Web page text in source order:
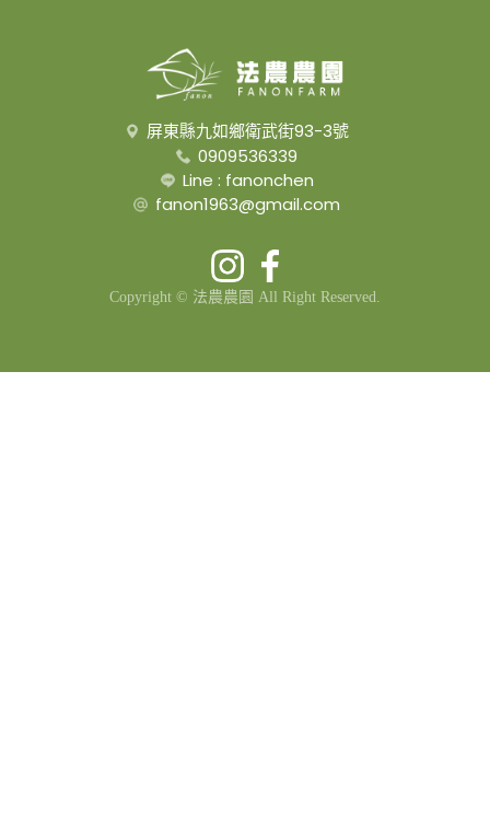
屏東縣九如鄉衛武街93-3號
0909536339
Line : fanonchen
fanon1963@gmail.com
Copyright © 法農農園 All Right Reserved.